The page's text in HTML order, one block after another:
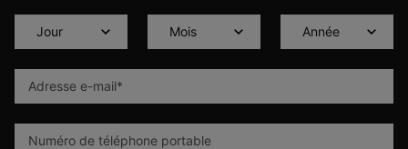
Adresse e-mail*
Numéro de téléphone portable